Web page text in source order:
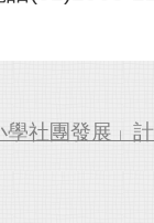
社團發展」